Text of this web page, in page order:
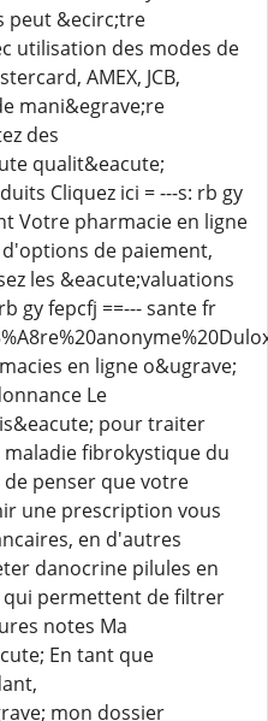
peut &ecirc;tre
utilisation des modes de
AMEX, JCB,
mani&egrave;re
des
qualit&eacute;
Cliquez ici = ---s: rb gy
Votre pharmacie en ligne
de paiement,
les &eacute;valuations
gy fepcfj ==--- sante fr
en ligne o&ugrave;
Le
pour traiter
fibrokystique du
penser que votre
une prescription vous
en d'autres
danocrine pilules en
qui permettent de filtrer
notes Ma
En tant que
mon dossier